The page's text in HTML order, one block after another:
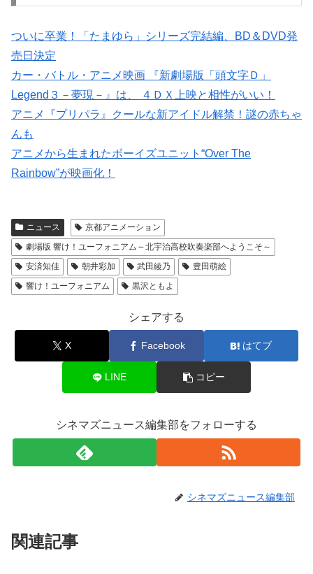
ついに卒業！「たまゆら」シリーズ完結編、BD＆DVD発
売日決定
カー・バトル・アニメ映画 『新劇場版「頭文字Ｄ」
Legend３－夢現－』は、 ４ＤＸ上映と相性がいい！
アニメ『プリパラ』クールな新アイドル解禁！謎の赤ちゃ
んも
アニメから生まれたボーイズユニット“Over The
Rainbow”が映画化！
ニュース
京都アニメーション
劇場版 響け！ユーフォニアム～北宇治高校吹奏楽部へようこそ～
安済知佳
朝井彩加 武田綾乃
豊田萌絵
響け！ユーフォニアム
黒沢ともよ
シェアする
X Facebook はてブ
LINE コピー
シネマズニュース編集部をフォローする
シネマズニュース編集部
関連記事